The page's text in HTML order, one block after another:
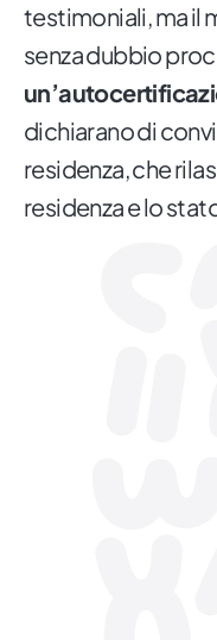
testimoniali, ma il
senza dubbio
dichiarano di
residenza, che
residenza e lo